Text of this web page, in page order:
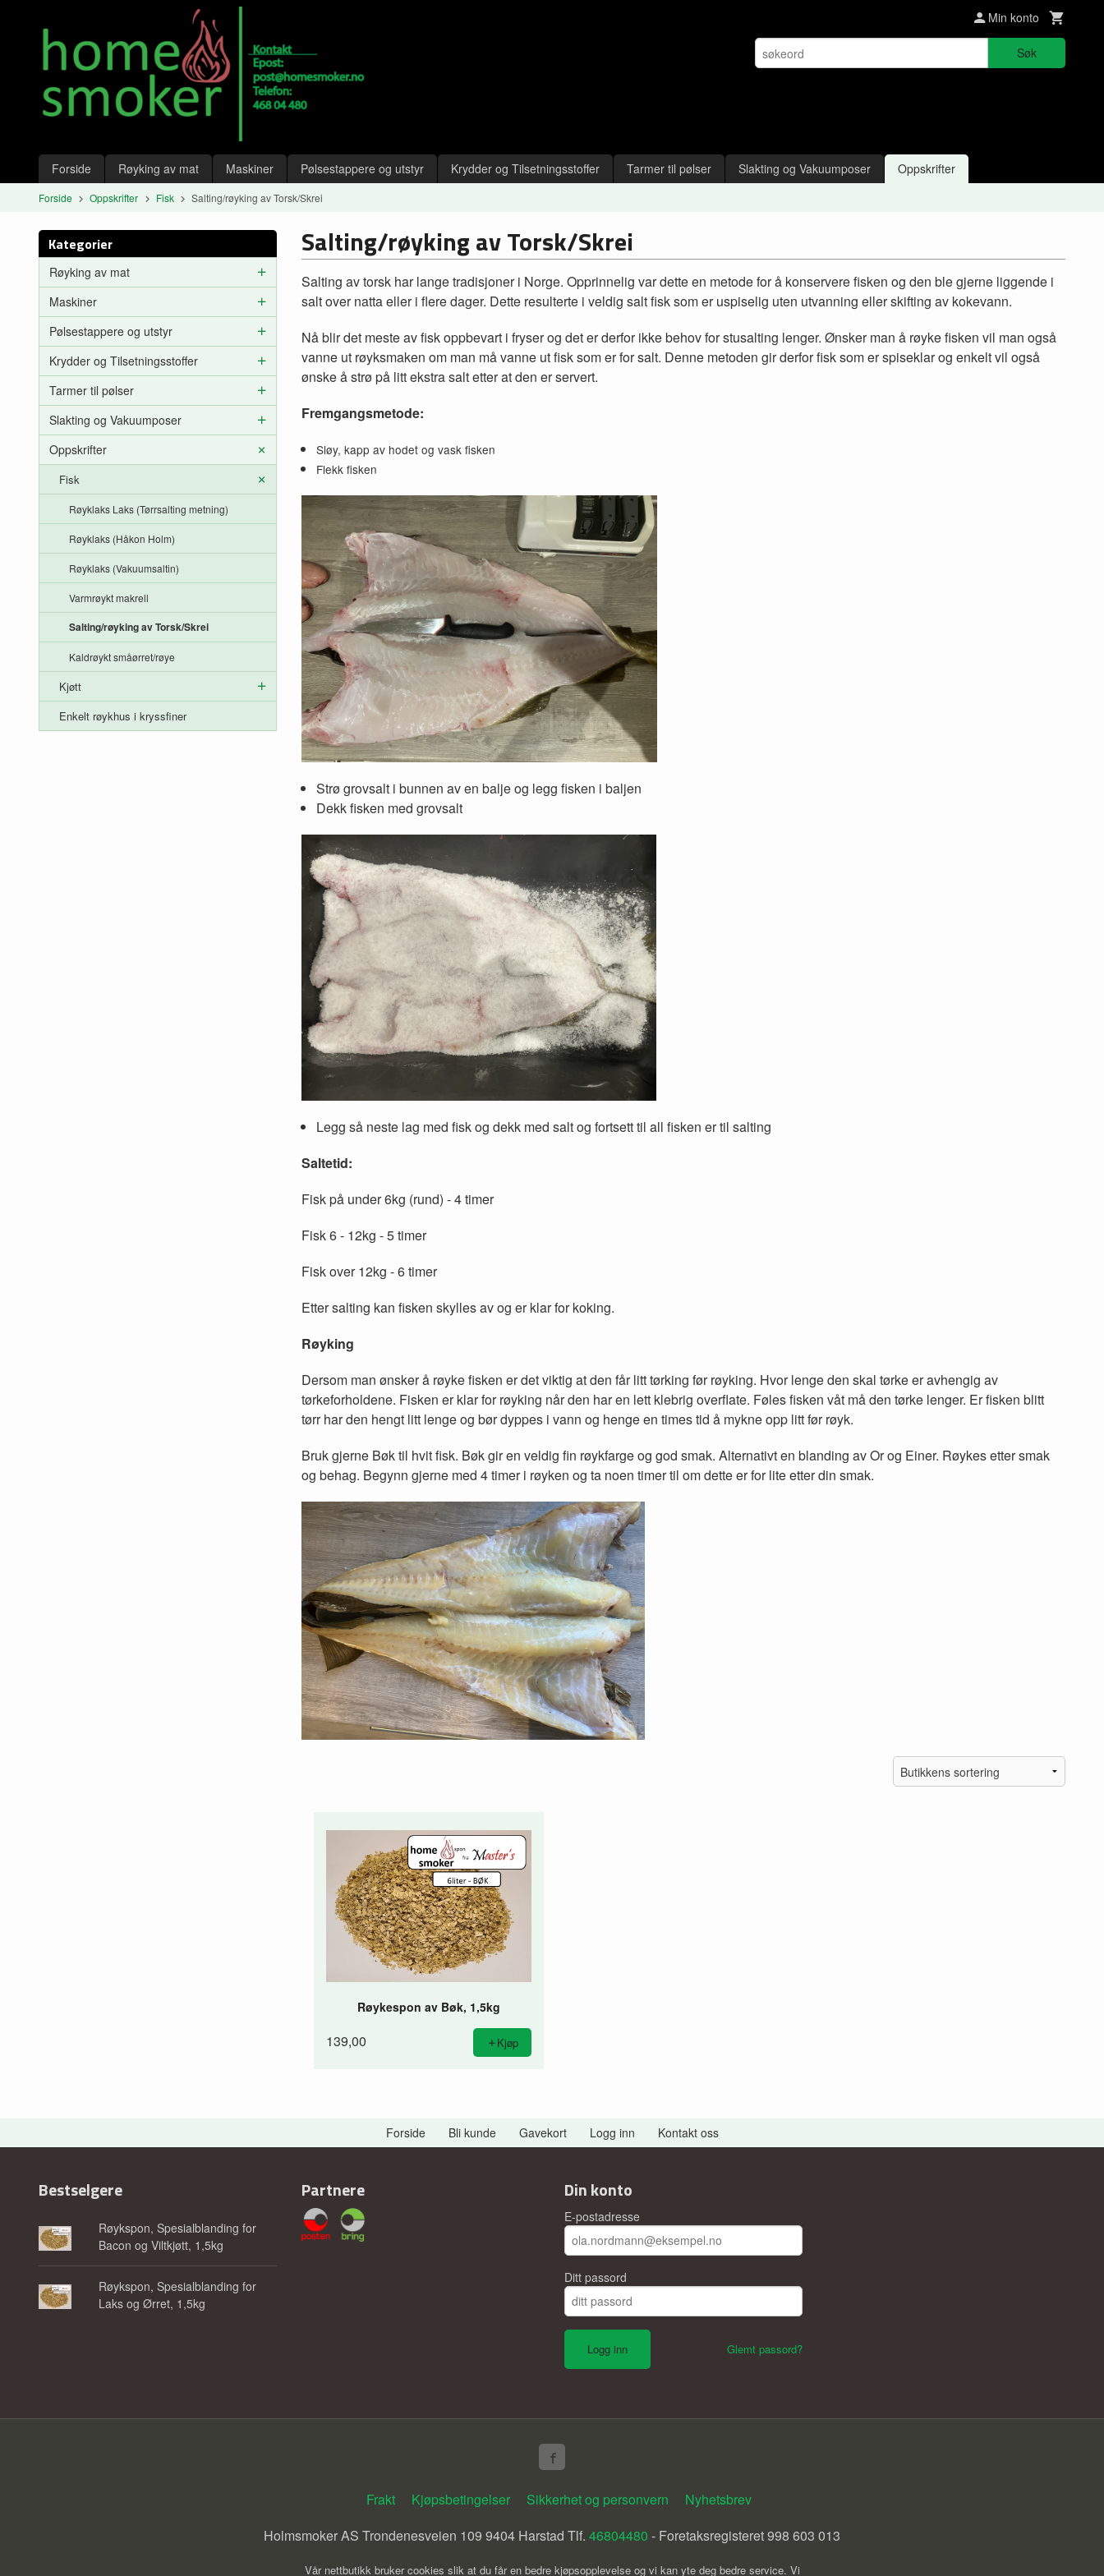
innholdet
Min konto
Søk
Produkter
Forside Røyking av mat Maskiner Pølsestappere og utstyr Krydder og Tilsetningsstoffer Tarmer til pølser Slakting og Vakuumposer Oppskrifter
Forside Oppskrifter Fisk Salting/røyking av Torsk/Skrei
Kategorier
Røyking av mat
Maskiner
Pølsestappere og utstyr
Krydder og Tilsetningsstoffer
Tarmer til pølser
Slakting og Vakuumposer
Oppskrifter
Fisk
Røyklaks Laks (Tørrsalting metning)
Røyklaks (Håkon Holm)
Røyklaks (Vakuumsaltin)
Varmrøykt makrell
Salting/røyking av Torsk/Skrei
Kaldrøykt småørret/røye
Kjøtt
Enkelt røykhus i kryssfiner
Salting/røyking av Torsk/Skrei
Salting av torsk har lange tradisjoner i Norge. Opprinnelig var dette en metode for å konservere fisken og den ble gjerne liggende i
salt over natta eller i flere dager. Dette resulterte i veldig salt fisk som er uspiselig uten utvanning eller skifting av kokevann.
Nå blir det meste av fisk oppbevart i fryser og det er derfor ikke behov for stusalting lenger. Ønsker man å røyke fisken vil man også
vanne ut røyksmaken om man må vanne ut fisk som er for salt. Denne metoden gir derfor fisk som er spiseklar og enkelt vil også
ønske å strø på litt ekstra salt etter at den er servert.
Fremgangsmetode:
Sløy, kapp av hodet og vask fisken
Flekk fisken
Strø grovsalt i bunnen av en balje og legg fisken i baljen
Dekk fisken med grovsalt
Legg så neste lag med fisk og dekk med salt og fortsett til all fisken er til salting
Saltetid:
Fisk på under 6kg (rund) - 4 timer
Fisk 6 - 12kg - 5 timer
Fisk over 12kg - 6 timer
Etter salting kan fisken skylles av og er klar for koking.
Røyking
Dersom man ønsker å røyke fisken er det viktig at den får litt tørking før røyking. Hvor lenge den skal tørke er avhengig av
tørkeforholdene. Fisken er klar for røyking når den har en lett klebrig overflate. Føles fisken våt må den tørke lenger. Er fisken blitt
tørr har den hengt litt lenge og bør dyppes i vann og henge en times tid å mykne opp litt før røyk.
Bruk gjerne Bøk til hvit fisk. Bøk gir en veldig fin røykfarge og god smak. Alternativt en blanding av Or og Einer. Røykes etter smak
og behag. Begynn gjerne med 4 timer i røyken og ta noen timer til om dette er for lite etter din smak.
Røykespon av Bøk, 1,5kg
139,00 Kjøp
Forside Bli kunde Gavekort Logg inn Kontakt oss
Bestselgere
Røykspon, Spesialblanding for
Bacon og Viltkjøtt, 1,5kg
Røykspon, Spesialblanding for
Laks og Ørret, 1,5kg
Partnere Din konto
E-postadresse
Ditt passord
Glemt passord?
Frakt Kjøpsbetingelser Sikkerhet og personvern
Nyhetsbrev
Holmsmoker AS Trondenesveien 109 9404 Harstad Tlf. 46804480 - Foretaksregisteret 998 603 013
Vår nettbutikk bruker cookies slik at du får en bedre kjøpsopplevelse og vi kan yte deg bedre service. Vi